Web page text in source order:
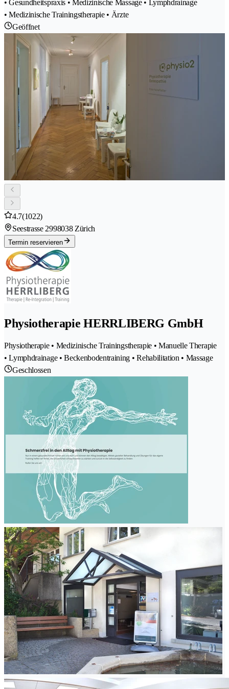
• Gesundheitspraxis • Medizinische Massage • Lymphdrainage
• Medizinische Trainingstherapie • Ärzte
Geöffnet
4.7(1022)
Seestrasse 2998038 Zürich
Termin reservieren
Physiotherapie HERRLIBERG GmbH
Physiotherapie • Medizinische Trainingstherapie • Manuelle Therapie
• Lymphdrainage • Beckenbodentraining • Rehabilitation • Massage
Geschlossen